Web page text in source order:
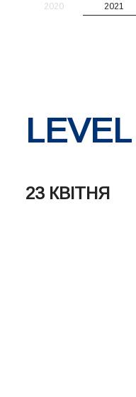
2020
2021
23 КВІТНЯ